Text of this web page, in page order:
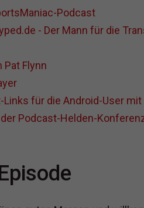
Podcast
- Der Mann für die
Pat Flynn
für die Android-User
Podcast-Helden-